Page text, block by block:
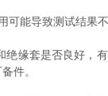
能导致测试结果不
缘套是否良好，
件。